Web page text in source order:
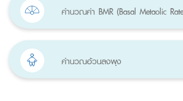
คำนวณค่า BMR (Basal Metaolic
คำนวณอ้วนลงพุง